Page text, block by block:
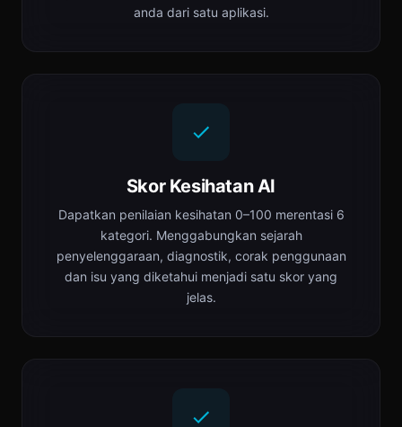
anda dari satu aplikasi.
Skor Kesihatan AI
Dapatkan penilaian kesihatan 0–100 merentasi 6
kategori. Menggabungkan sejarah
penyelenggaraan, diagnostik, corak penggunaan
dan isu yang diketahui menjadi satu skor yang
jelas.